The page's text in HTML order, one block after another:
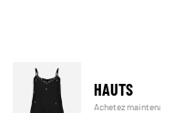
HAUTS
Achetez maintenant